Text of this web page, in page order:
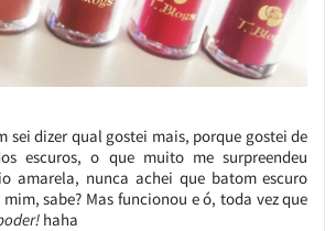
sei dizer qual gostei mais, porque gostei de
escuros, o que muito me surpreendeu
amarela, nunca achei que batom escuro
sabe? Mas funcionou e ó, toda vez que
haha